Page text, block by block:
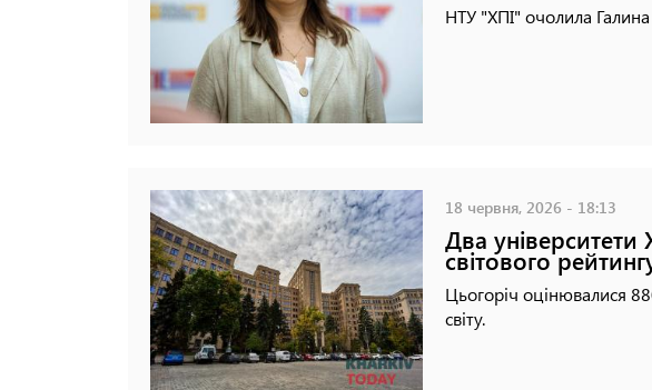
НТУ "ХПІ" очолила
18 червня, 2026 - 18:13
Два
світового
Цьогоріч оцінювалися
світу.